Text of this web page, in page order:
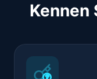
Kennen